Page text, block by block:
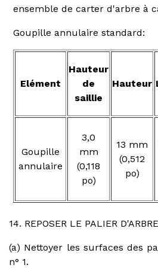
ensemble de carter d'arbre à
Goupille annulaire standard:
Elément
Hauteur
de
saillie
Hauteur
Goupille
annulaire
3,0
mm
(0,118
po)
13 mm
(0,512
po)
14. REPOSER LE PALIER
(a) Nettoyer les surfaces des
n° 1.